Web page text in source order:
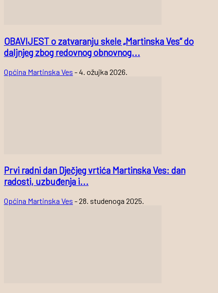
OBAVIJEST o zatvaranju skele „Martinska Ves“ do
daljnjeg zbog redovnog obnovnog...
Općina Martinska Ves -4. ožujka 2026.
Prvi radni dan Dječjeg vrtića Martinska Ves: dan
radosti, uzbuđenja i...
Općina Martinska Ves -28. studenoga 2025.